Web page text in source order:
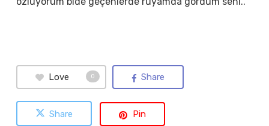
Love 0 Share
Share Pin